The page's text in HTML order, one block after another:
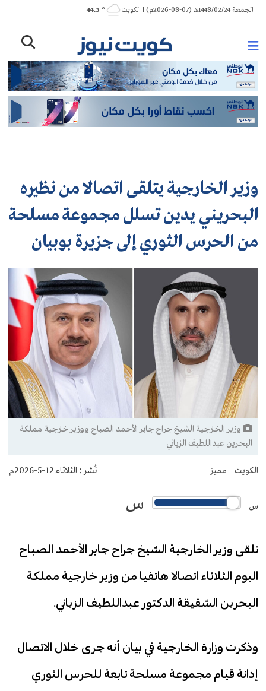
Skip
to
الجمعة 1448/02/24هـ (07-08-2026م) | الكويت ° 44.5
وزير الخارجية يتلقى اتصالا من نظيره
البحريني يدين تسلل مجموعة مسلحة
من الحرس الثوري إلى جزيرة بوبيان
وزير الخارجية الشيخ جراح جابر الأحمد الصباح ووزير خارجية مملكة
البحرين عبداللطيف الزياني
الكويت مميز نُشر : الثلاثاء 12-5-2026م
س س
تلقى وزير الخارجية الشيخ جراح جابر الأحمد الصباح
اليوم الثلاثاء اتصالا هاتفيا من وزير خارجية مملكة
البحرين الشقيقة الدكتور عبداللطيف الزياني.
وذكرت وزارة الخارجية في بيان أنه جرى خلال الاتصال
إدانة قيام مجموعة مسلحة تابعة للحرس الثوري